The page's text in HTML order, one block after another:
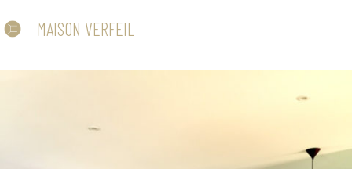
MAISON VERFEIL